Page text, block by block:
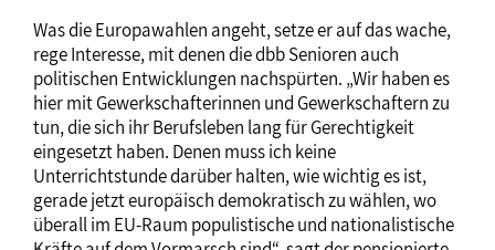
Was die Europawahlen angeht, setze er auf das wache,
rege Interesse, mit denen die dbb Senioren auch
politischen Entwicklungen nachspürten. „Wir haben es
hier mit Gewerkschafterinnen und Gewerkschaftern zu
tun, die sich ihr Berufsleben lang für Gerechtigkeit
eingesetzt haben. Denen muss ich keine
Unterrichtstunde darüber halten, wie wichtig es ist,
gerade jetzt europäisch demokratisch zu wählen, wo
überall im EU-Raum populistische und nationalistische